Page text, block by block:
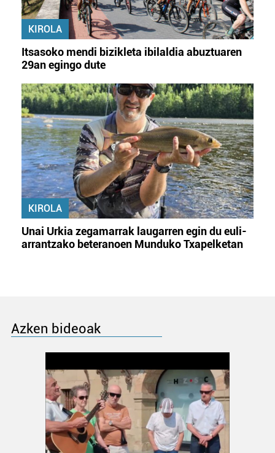
KIROLA
Itsasoko mendi bizikleta ibilaldia abuztuaren
29an egingo dute
KIROLA
Unai Urkia zegamarrak laugarren egin du euli-
arrantzako beteranoen Munduko Txapelketan
Azken bideoak